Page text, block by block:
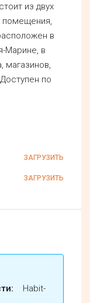
из двух
помещения,
в
Марине, в
магазинов,
по
ЗАГРУЗИТЬ
ЗАГРУЗИТЬ
Habit-